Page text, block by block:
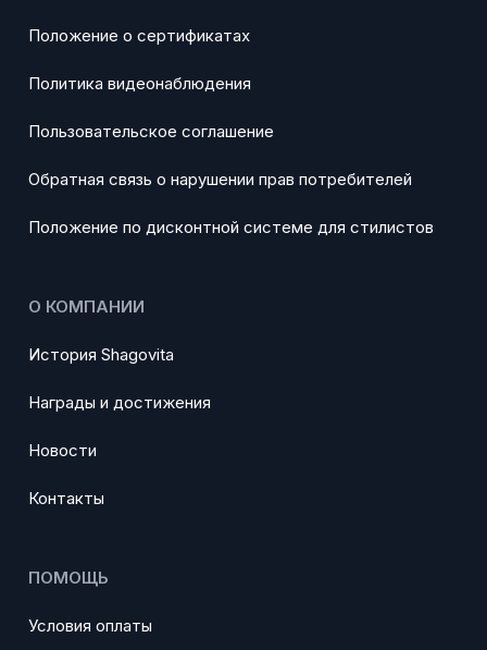
Положение о сертификатах
Политика видеонаблюдения
Пользовательское соглашение
Обратная связь о нарушении прав потребителей
Положение по дисконтной системе для стилистов
О КОМПАНИИ
История Shagovita
Награды и достижения
Новости
Контакты
ПОМОЩЬ
Условия оплаты